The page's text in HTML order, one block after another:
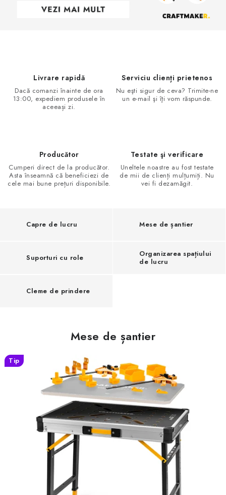
Livrare rapidă
Dacă comanzi înainte de ora
13:00, expediem produsele în
aceeași zi.
Serviciu clienți prietenos
Nu eşti sigur de ceva? Trimite-ne
un e-mail şi îţi vom răspunde.
Producător
Cumperi direct de la producător.
Asta înseamnă că beneficiezi de
cele mai bune prețuri disponibile.
Testate şi verificare
Uneltele noastre au fost testate
de mii de clienți mulțumiți. Nu
vei fi dezamăgit.
Capre de lucru Mese de șantier
Suporturi cu role
Organizarea spațiului
de lucru
Cleme de prindere
Mese de șantier
Tip